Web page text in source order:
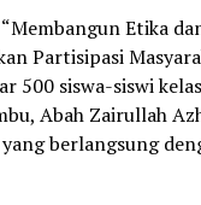
Etika
Partisipasi
500 siswa-siswi
Abah Zairullah
berlangsung